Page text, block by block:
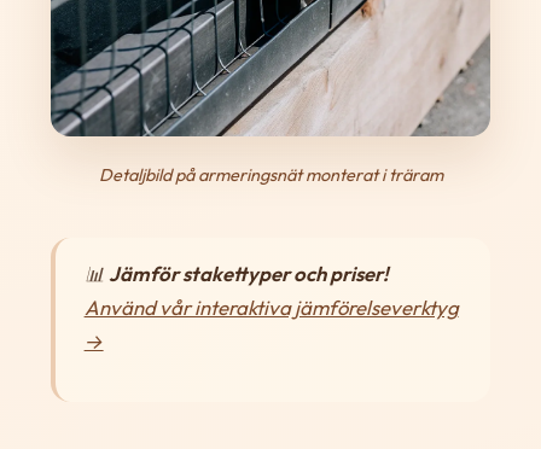
Detaljbild på armeringsnät monterat i träram
📊Jämför stakettyper och priser!
Använd vår interaktiva jämförelseverktyg
→